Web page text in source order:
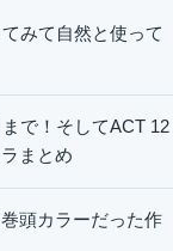
みて自然と使って
で！そしてACT 12
まとめ
頭カラーだった作